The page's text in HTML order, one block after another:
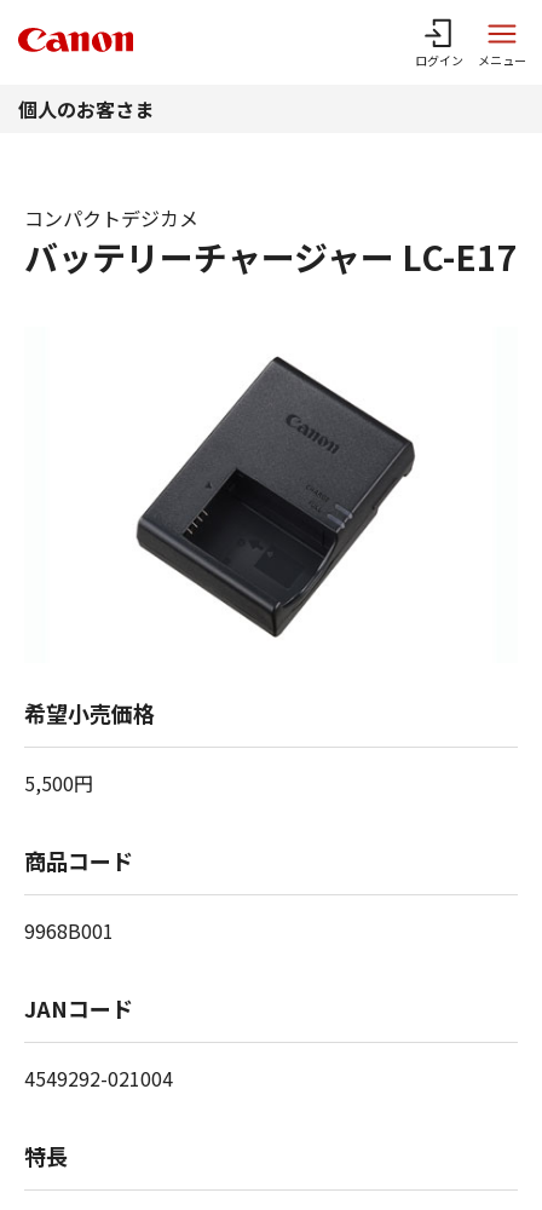
ログイン メニュー
個人のお客さま
バッテリーチャージャー LC-E17
コンパクトデジカメ
希望小売価格
5,500円
商品コード
9968B001
JANコード
4549292-021004
特長